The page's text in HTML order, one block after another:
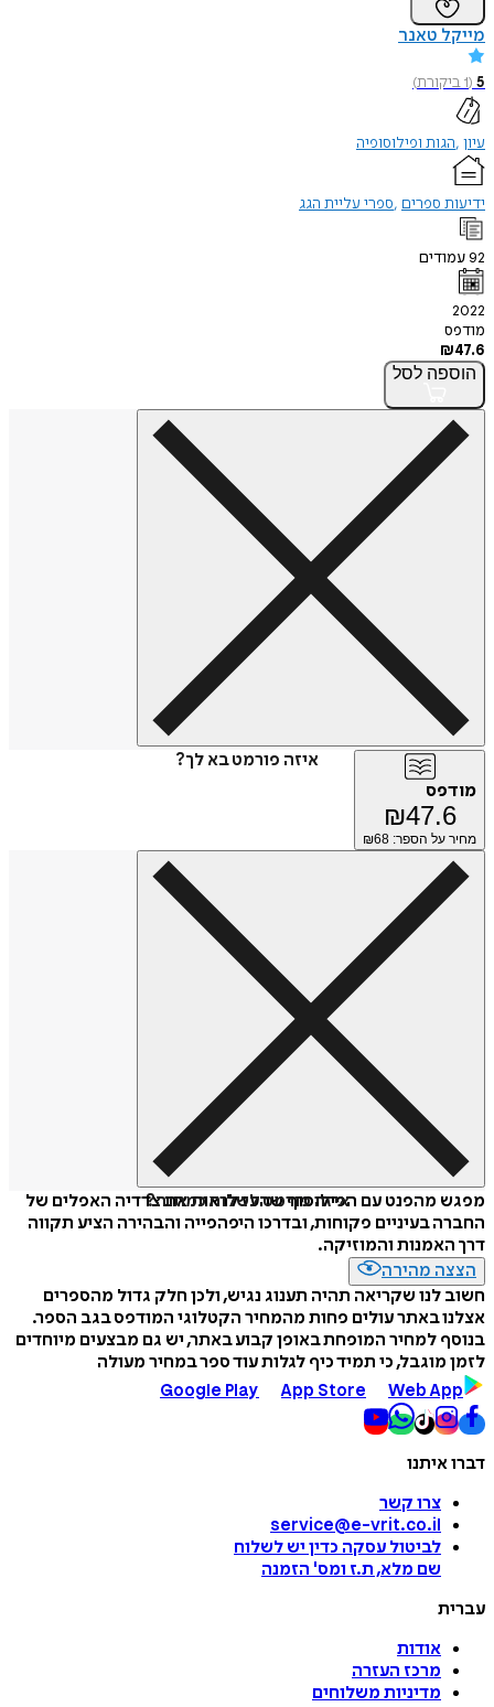
מייקל טאנר
5
(
1ביקורת)
עיון הגות ופילוסופיה
ידיעות ספרים ספרי עליית הגג
92עמודים
2022
מודפס
₪47.6
הוספה לסל
איזה פורמט בא לך?
מודפס
₪47.6
מחיר על הספר: ₪ 68
איזה פורמט לשלוח כמתנה?
מפגש מהפנט עם הפילוסוף שהעז לראות את צדדיה האפלים של
החברה בעיניים פקוחות, ובדרכו היפהפייה והבהירה הציע תקווה
דרך האמנות והמוזיקה.
הצצה מהירה
חשוב לנו שקריאה תהיה תענוג נגיש, ולכן חלק גדול מהספרים
אצלנו באתר עולים פחות מהמחיר הקטלוגי המודפס בגב הספר.
בנוסף למחיר המופחת באופן קבוע באתר, יש גם מבצעים מיוחדים
לזמן מוגבל, כי תמיד כיף לגלות עוד ספר במחיר מעולה
Google Play
App Store Web App
דברו איתנו
צרו קשר
service@e-vrit.co.il
לביטול עסקה כדין יש לשלוח
שם מלא, ת.ז ומס' הזמנה
עברית
אודות
מרכז העזרה
מדיניות משלוחים